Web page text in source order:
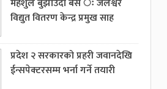
विद्युत वितरण केन्द्र प्रमुख साह
प्रदेश २ सरकारको प्रहरी जवानदेखि
ईन्सपेक्टरसम्म भर्ना गर्ने तयारी